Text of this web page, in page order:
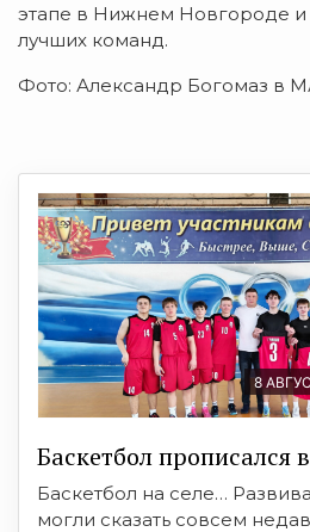
этапе в Нижнем Новгороде и
лучших команд.
Фото: Александр Богомаз в
8
Баскетбол прописался
Баскетбол на селе…
могли сказать совсем